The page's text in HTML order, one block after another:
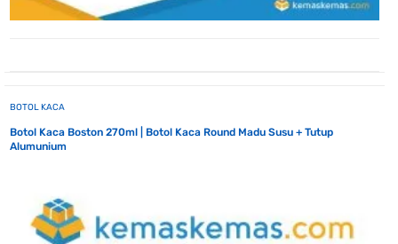
BOTOL KACA
Botol Kaca Boston 270ml | Botol Kaca Round Madu Susu + Tutup
Alumunium